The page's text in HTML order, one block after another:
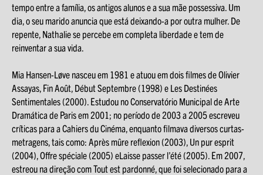
tempo entre a família, os antigos alunos e a sua mãe possessiva. Um
dia, o seu marido anuncia que está deixando-a por outra mulher. De
repente, Nathalie se percebe em completa liberdade e tem de
reinventar a sua vida.
Mia Hansen-Løve nasceu em 1981 e atuou em dois filmes de Olivier
Assayas, Fin Août, Début Septembre (1998) e Les Destinées
Sentimentales (2000). Estudou no Conservatório Municipal de Arte
Dramática de Paris em 2001; no período de 2003 a 2005 escreveu
críticas para a Cahiers du Cinéma, enquanto filmava diversos curtas-
metragens, tais como: Après mûre reflexion (2003), Un pur esprit
(2004), Offre spéciale (2005) eLaisse passer l’été (2005). Em 2007,
estreou na direção com Tout est pardonné, que foi selecionado para a